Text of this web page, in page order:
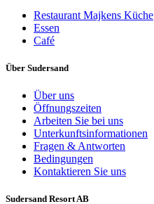
Restaurant Majkens Küche
Essen
Café
Über Sudersand
Über uns
Öffnungszeiten
Arbeiten Sie bei uns
Unterkunftsinformationen
Fragen & Antworten
Bedingungen
Kontaktieren Sie uns
Sudersand Resort AB